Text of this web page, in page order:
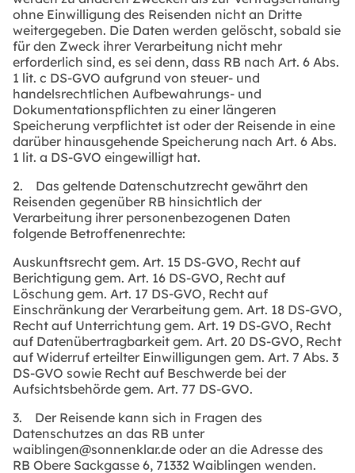
ohne Einwilligung des Reisenden nicht an Dritte
weitergegeben. Die Daten werden gelöscht, sobald sie
für den Zweck ihrer Verarbeitung nicht mehr
erforderlich sind, es sei denn, dass RB nach Art. 6 Abs.
1 lit. c DS-GVO aufgrund von steuer- und
handelsrechtlichen Aufbewahrungs- und
Dokumentationspflichten zu einer längeren
Speicherung verpflichtet ist oder der Reisende in eine
darüber hinausgehende Speicherung nach Art. 6 Abs.
1 lit. a DS-GVO eingewilligt hat.
2. Das geltende Datenschutzrecht gewährt den
Reisenden gegenüber RB hinsichtlich der
Verarbeitung ihrer personenbezogenen Daten
folgende Betroffenenrechte:
Auskunftsrecht gem. Art. 15 DS-GVO, Recht auf
Berichtigung gem. Art. 16 DS-GVO, Recht auf
Löschung gem. Art. 17 DS-GVO, Recht auf
Einschränkung der Verarbeitung gem. Art. 18 DS-GVO,
Recht auf Unterrichtung gem. Art. 19 DS-GVO, Recht
auf Datenübertragbarkeit gem. Art. 20 DS-GVO, Recht
auf Widerruf erteilter Einwilligungen gem. Art. 7 Abs. 3
DS-GVO sowie Recht auf Beschwerde bei der
Aufsichtsbehörde gem. Art. 77 DS-GVO.
3. Der Reisende kann sich in Fragen des
Datenschutzes an das RB unter
waiblingen@sonnenklar.de oder an die Adresse des
RB Obere Sackgasse 6, 71332 Waiblingen wenden.